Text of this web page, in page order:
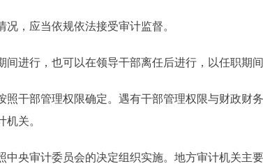
应当依规依法接受审计监督。
进行，也可以在领导干部离任后进行，以任职期间
部管理权限确定。遇有干部管理权限与财政财务
关。
审计委员会的决定组织实施。地方审计机关主